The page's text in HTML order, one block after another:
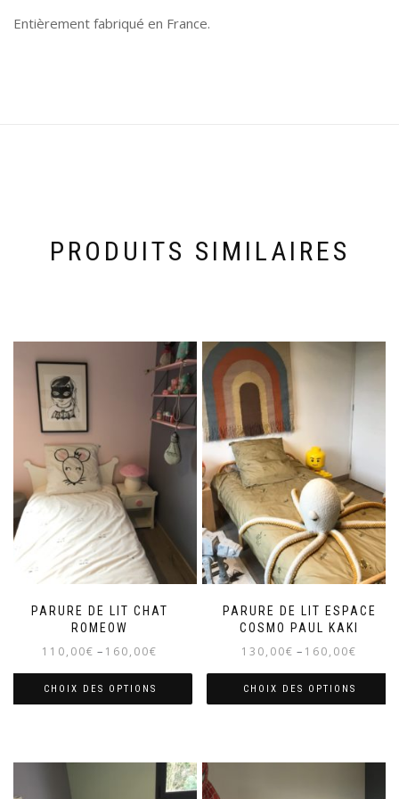
Entièrement fabriqué en France.
PRODUITS SIMILAIRES
PARURE DE LIT CHAT
ROMEOW
110,00€ – 160,00€
CHOIX DES OPTIONS
a
PARURE DE LIT ESPACE
COSMO PAUL KAKI
130,00€ – 160,00€
CHOIX DES OPTIONS
a